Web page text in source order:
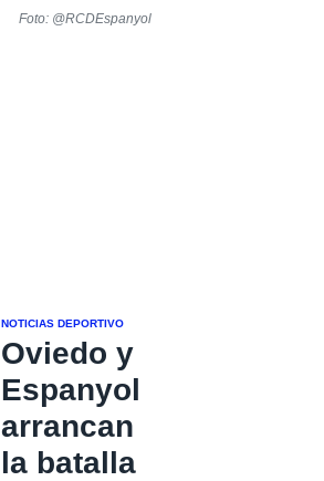
Foto: @RCDEspanyol
NOTICIAS DEPORTIVO
Oviedo y
Espanyol
arrancan
la batalla